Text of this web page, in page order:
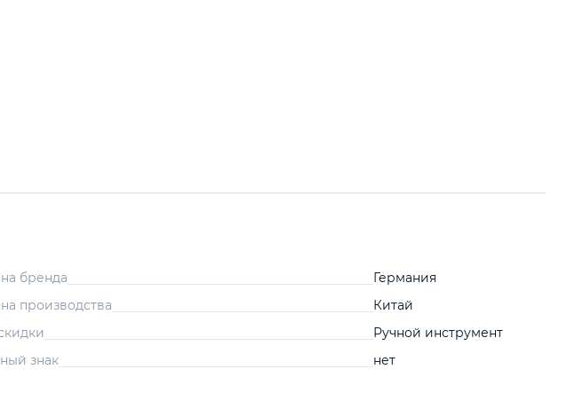
бренда
Германия
производства
Китай
Ручной инструмент
знак
нет